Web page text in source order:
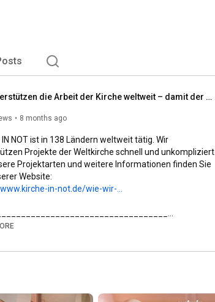
abonnieren!
Wir unterstützen die Arbeit der Kirche weltweit – damit der Glaube lebt!
8 months ago
IN NOT ist in 138 Ländern weltweit tätig. Wir
Projekte der Weltkirche schnell und unkompliziert.
Projektarten und weitere Informationen finden Sie
in-not.de/wie-wir-...
KIRCHE IN NOT erfahren:
facebook.com/KircheInNot.de
ein internationales katholisches Hilfswerk und eine